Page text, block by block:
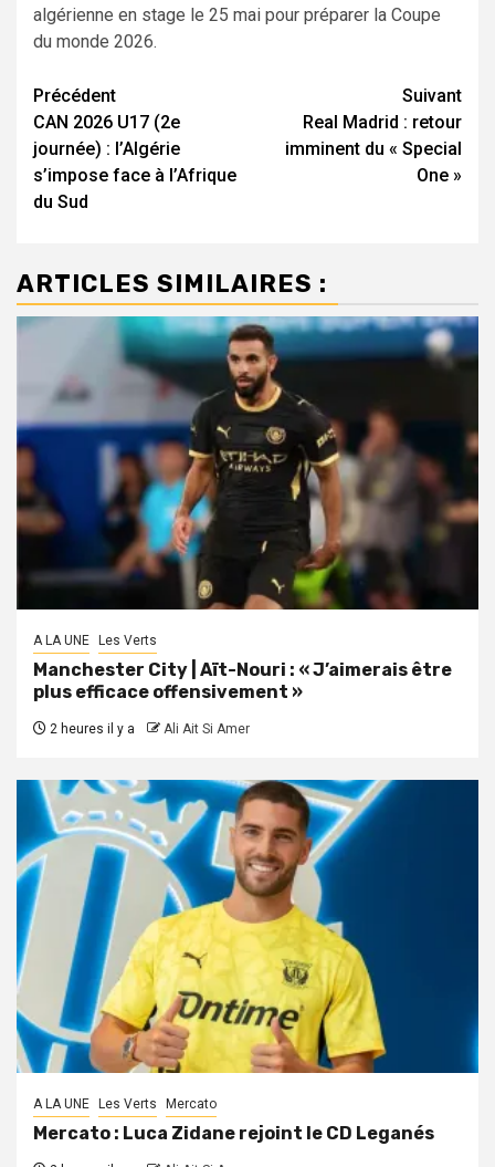
algérienne en stage le 25 mai pour préparer la Coupe
du monde 2026.
Navigation
d’article
Précédent
CAN 2026 U17 (2e
journée) : l’Algérie
s’impose face à l’Afrique
du Sud
Suivant
Real Madrid : retour
imminent du « Special
One »
ARTICLES SIMILAIRES :
A LA UNE Les Verts
Manchester City | Aït-Nouri : « J’aimerais être
plus efficace offensivement »
2 heures il y a Ali Ait Si Amer
A LA UNE Les Verts Mercato
Mercato : Luca Zidane rejoint le CD Leganés